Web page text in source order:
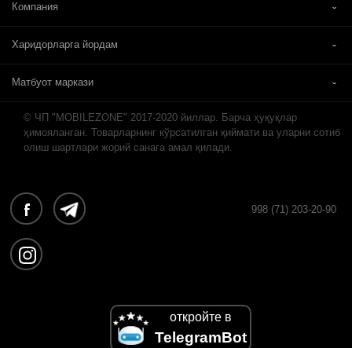
Компания
Харидорларга йордам
Матбуот маркази
© ЧП "MOBILEZONE" 2017-2020 йиллар. Барча ҳуқуқлар
ҳимояланган. Товарларнинг кўрсатилган қиймати ва уларни сотиб
олиш шартлари жорий санага амал қилади.
998 (71) 203-20-90
откройте в
TelegramBot